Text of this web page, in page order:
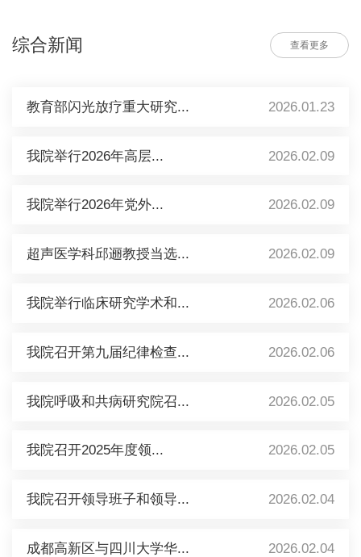
综合新闻 查看更多
教育部闪光放疗重大研究... 2026.01.23
我院举行2026年高层... 2026.02.09
我院举行2026年党外... 2026.02.09
超声医学科邱逦教授当选... 2026.02.09
我院举行临床研究学术和... 2026.02.06
我院召开第九届纪律检查... 2026.02.06
我院呼吸和共病研究院召... 2026.02.05
我院召开2025年度领... 2026.02.05
我院召开领导班子和领导... 2026.02.04
成都高新区与四川大学华... 2026.02.04